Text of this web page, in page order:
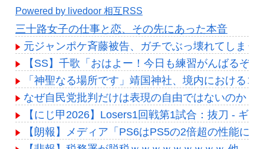
Powered by livedoor 相互RSS
三十路女子の仕事と恋、その先にあった本音
元ジャンポケ斉藤被告、ガチでぶっ壊れてしまう
【SS】千歌「おはよー！今日も練習がんばるぞー
「神聖なる場所です」靖国神社、境内におけるコ
なぜ自民党批判だけは表現の自由ではないのか
【にじ甲2026】Losers1回戦第1試合：抜刀 - ギ
【朗報】メディア「PS6はPS5の2倍超の性能に」